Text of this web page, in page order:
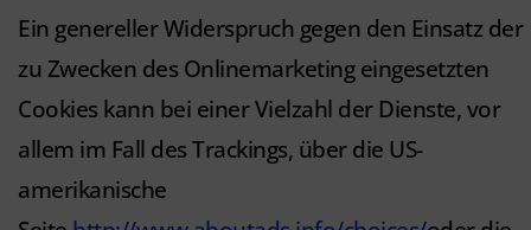
Ein genereller Widerspruch gegen den Einsatz der
zu Zwecken des Onlinemarketing eingesetzten
Cookies kann bei einer Vielzahl der Dienste, vor
allem im Fall des Trackings, über die US-
amerikanische